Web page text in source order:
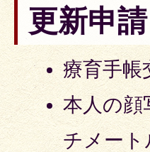
更新申請
療育手帳
本人の顔
チメート